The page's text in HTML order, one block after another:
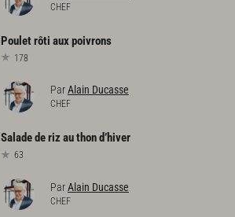
CHEF
Pouletrôti auxpoivrons
178
ParAlain Ducasse
CHEF
Saladederizauthond’hiver
63
ParAlain Ducasse
CHEF